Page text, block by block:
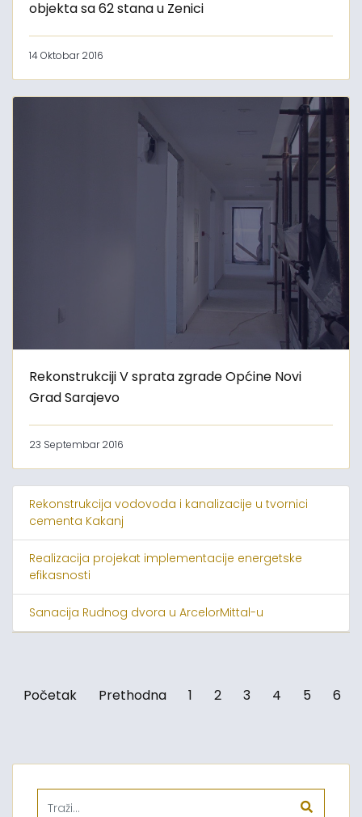
objekta sa 62 stana u Zenici
14 Oktobar 2016
Rekonstrukciji V sprata zgrade Općine Novi
Grad Sarajevo
23 Septembar 2016
Rekonstrukcija vodovoda i kanalizacije u tvornici
cementa Kakanj
Realizacija projekat implementacije energetske
efikasnosti
Sanacija Rudnog dvora u ArcelorMittal-u
Početak Prethodna 1 2 3 4 5 6